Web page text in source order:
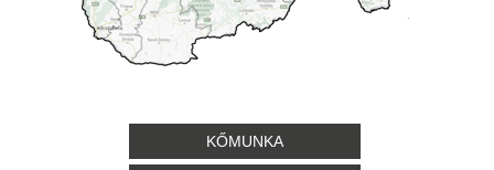
KŐMUNKA